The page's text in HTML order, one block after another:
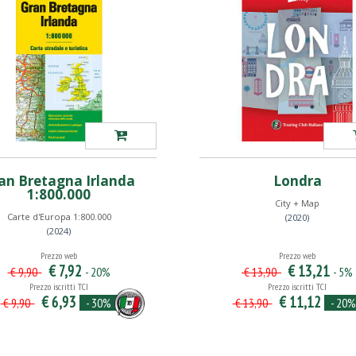
Bretagna Irlanda
1:800.000
Carte d'Europa 1:800.000
(2024)
Prezzo web
€ 9,90 € 7,92 - 20%
Prezzo iscritti TCI
€ 9,90 € 6,93 - 30%
Londra
City + Map
(2020)
Prezzo web
€ 13,90 € 13,21 - 5%
Prezzo iscritti TCI
€ 13,90 € 11,12 - 20%